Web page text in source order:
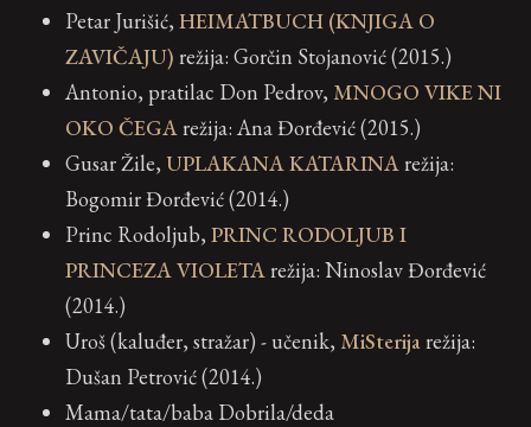
Petar Jurišić, HEIMATBUCH (KNJIGA O
ZAVIČAJU) režija: Gorčin Stojanović (2015.)
Antonio, pratilac Don Pedrov, MNOGO VIKE NI
OKO ČEGArežija: Ana Đorđević (2015.)
Gusar Žile, UPLAKANA KATARINArežija:
Bogomir Đorđević (2014.)
Princ Rodoljub, PRINC RODOLJUB I
PRINCEZA VIOLETArežija: Ninoslav Đorđević
(2014.)
Uroš (kaluđer, stražar) - učenik, MiSterijarežija:
Dušan Petrović (2014.)
Mama/tata/baba Dobrila/deda